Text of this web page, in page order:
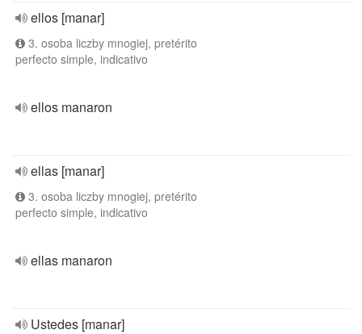
ellos [manar]
3. osoba liczby mnogiej, pretérito
perfecto simple, indicativo
ellos manaron
ellas [manar]
3. osoba liczby mnogiej, pretérito
perfecto simple, indicativo
ellas manaron
Ustedes [manar]